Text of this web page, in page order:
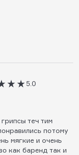
5.0
теч тим
потому
мягкие и очень
как баренд так и